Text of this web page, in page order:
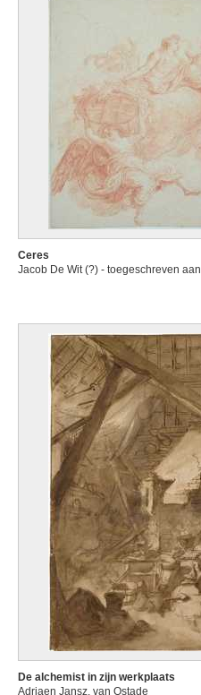
Ceres
Jacob De Wit (?) - toegeschreven aan
De alchemist in zijn werkplaats
Adriaen Jansz. van Ostade